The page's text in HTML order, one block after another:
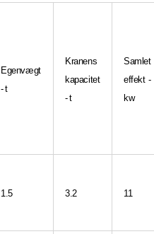
Egenvægt
- t
Kranens
kapacitet
- t
Samlet
effekt -
kw
1.5 3.2 11